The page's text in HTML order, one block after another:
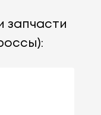
запчасти